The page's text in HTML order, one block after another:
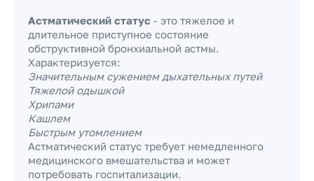
Астматический статус - это тяжелое и
длительное приступное состояние
обструктивной бронхиальной астмы.
Характеризуется:
Значительным сужением дыхательных путей
Тяжелой одышкой
Хрипами
Кашлем
Быстрым утомлением
Астматический статус требует немедленного
медицинского вмешательства и может
потребовать госпитализации.